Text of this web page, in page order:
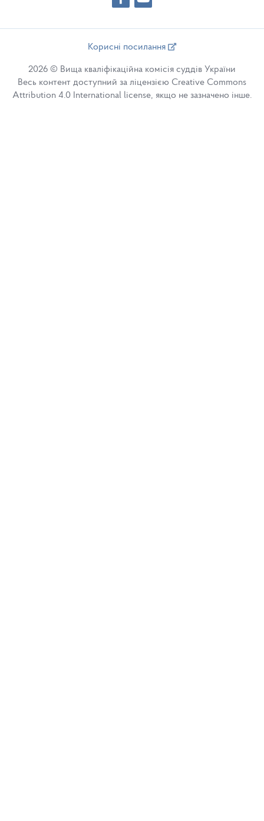
Корисні посилання
2026 © Вища кваліфікаційна комісія суддів України
Весь контент доступний за ліцензією Creative Commons
Attribution 4.0 International license, якщо не зазначено інше.